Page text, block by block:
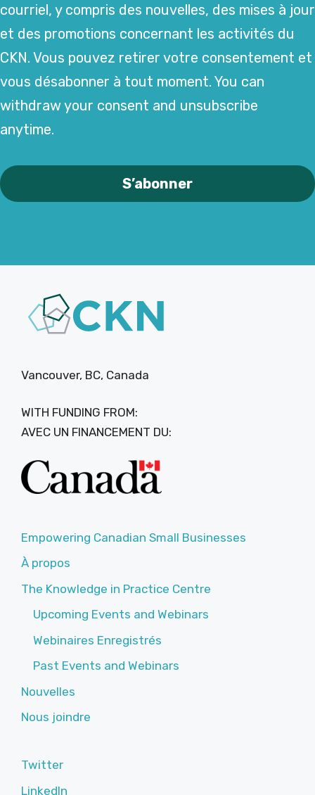
courriel, y compris des nouvelles, des mises à jour
et des promotions concernant les activités du
CKN. Vous pouvez retirer votre consentement et
vous désabonner à tout moment. You can
withdraw your consent and unsubscribe
anytime.
Vancouver, BC, Canada
WITH FUNDING FROM:
AVEC UN FINANCEMENT DU:
Empowering Canadian Small Businesses
À propos
The Knowledge in Practice Centre
Upcoming Events and Webinars
Webinaires Enregistrés
Past Events and Webinars
Nouvelles
Nous joindre
Twitter
LinkedIn